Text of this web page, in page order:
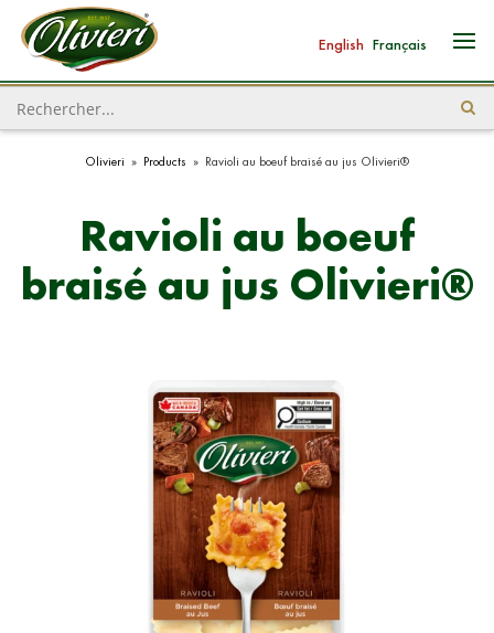
English Français
Olivieri » Products » Ravioli au boeuf braisé au jus Olivieri®
Ravioli au boeuf
braisé au jus Olivieri®